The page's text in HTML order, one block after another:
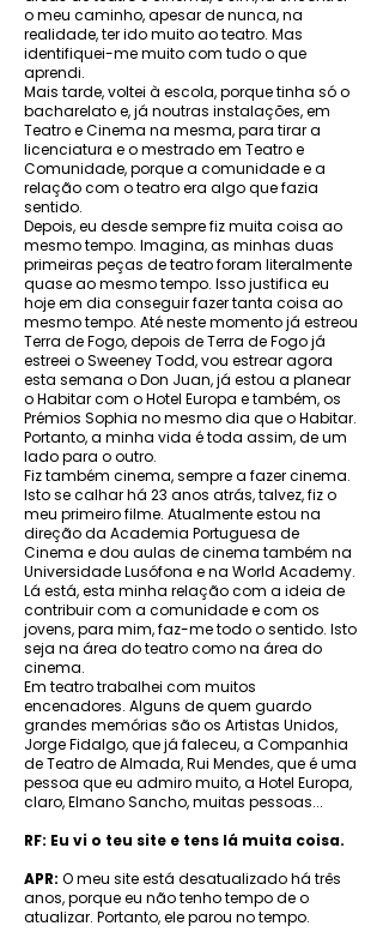
o meu caminho, apesar de nunca, na
realidade, ter ido muito ao teatro. Mas
identifiquei-me muito com tudo o que
aprendi.
Mais tarde, voltei à escola, porque tinha só o
bacharelato e, já noutras instalações, em
Teatro e Cinema na mesma, para tirar a
licenciatura e o mestrado em Teatro e
Comunidade, porque a comunidade e a
relação com o teatro era algo que fazia
sentido.
Depois, eu desde sempre fiz muita coisa ao
mesmo tempo. Imagina, as minhas duas
primeiras peças de teatro foram literalmente
quase ao mesmo tempo. Isso justifica eu
hoje em dia conseguir fazer tanta coisa ao
mesmo tempo. Até neste momento já estreou
Terra de Fogo, depois de Terra de Fogo já
estreei o Sweeney Todd, vou estrear agora
esta semana o Don Juan, já estou a planear
o Habitar com o Hotel Europa e também, os
Prémios Sophia no mesmo dia que o Habitar.
Portanto, a minha vida é toda assim, de um
lado para o outro.
Fiz também cinema, sempre a fazer cinema.
Isto se calhar há 23 anos atrás, talvez, fiz o
meu primeiro filme. Atualmente estou na
direção da Academia Portuguesa de
Cinema e dou aulas de cinema também na
Universidade Lusófona e na World Academy.
Lá está, esta minha relação com a ideia de
contribuir com a comunidade e com os
jovens, para mim, faz-me todo o sentido. Isto
seja na área do teatro como na área do
cinema.
Em teatro trabalhei com muitos
encenadores. Alguns de quem guardo
grandes memórias são os Artistas Unidos,
Jorge Fidalgo, que já faleceu, a Companhia
de Teatro de Almada, Rui Mendes, que é uma
pessoa que eu admiro muito, a Hotel Europa,
claro, Elmano Sancho, muitas pessoas...
RF: Eu vi o teu site e tens lá muita coisa.
APR: O meu site está desatualizado há três
anos, porque eu não tenho tempo de o
atualizar. Portanto, ele parou no tempo.